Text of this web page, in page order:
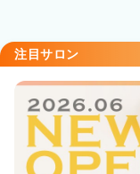
注目サロン